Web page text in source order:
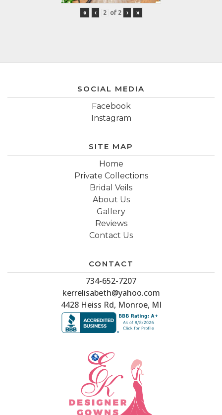
« ‹ of 2 › »
SOCIAL MEDIA
Facebook
Instagram
SITE MAP
Home
Private Collections
Bridal Veils
About Us
Gallery
Reviews
Contact Us
CONTACT
734-652-7207
kerrelisabeth@yahoo.com
4428 Heiss Rd, Monroe, MI